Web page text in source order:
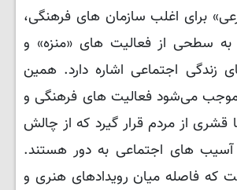
برای اغلب سازمان ‌های فرهنگی،
به سطحی از فعالیت های «منزه» و
زندگی اجتماعی اشاره دارد. همین
می‌شود فعالیت ‌های فرهنگی و
قشری از مردم قرار گیرد که از چالش‌
‌های اجتماعی به دور هستند.
که فاصله میان رویدادهای هنری و